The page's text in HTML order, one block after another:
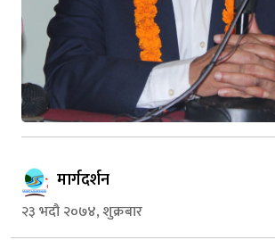
मार्गदर्शन
२३ भदौ २०७४, शुक्रबार